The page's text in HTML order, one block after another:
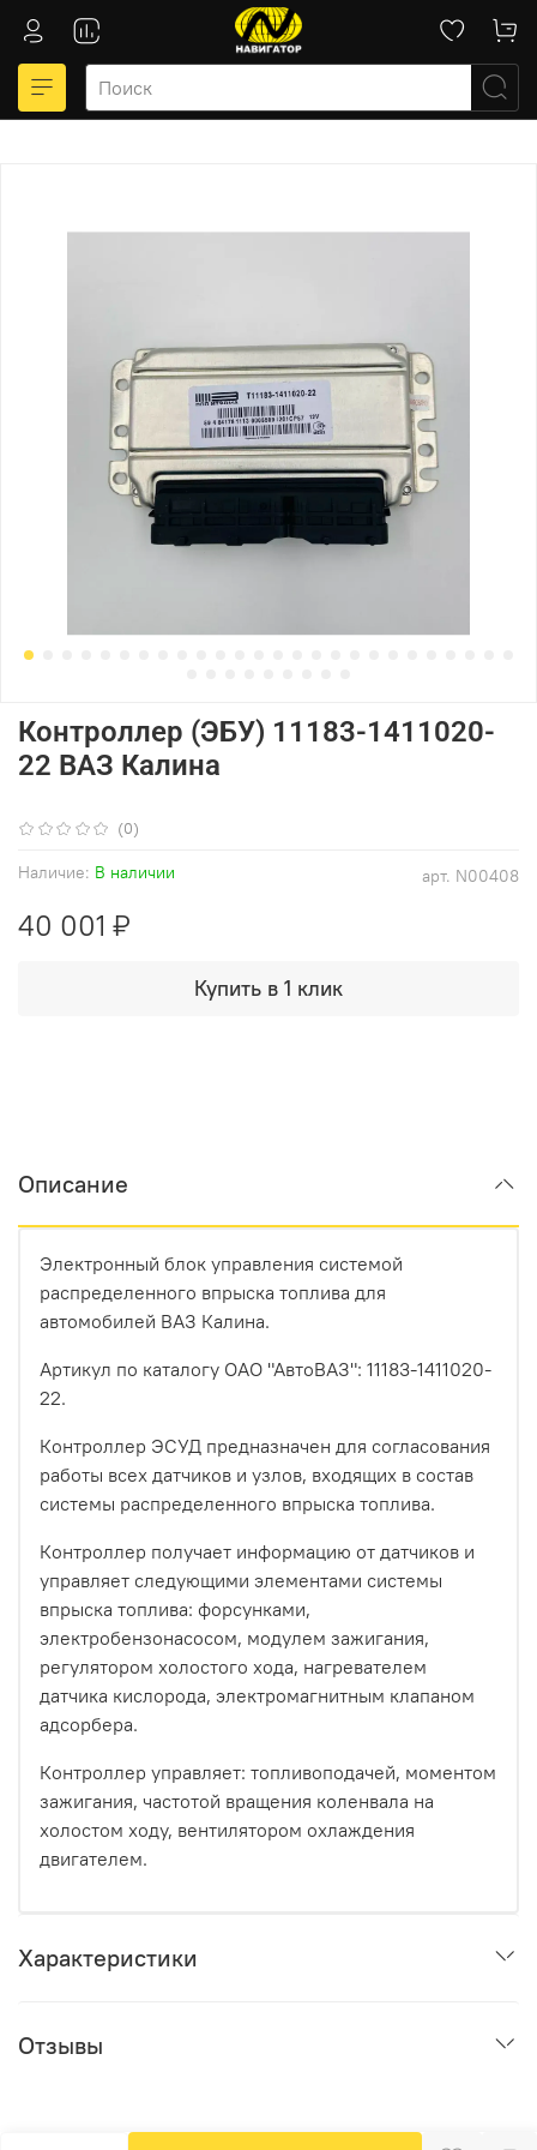
(0)
арт. N00408
Наличие: В наличии
Контроллер (ЭБУ) 11183-1411020-
22 ВАЗ Калина
40 001 ₽
Купить в 1 клик
Описание
Электронный блок управления системой
распределенного впрыска топлива для
автомобилей ВАЗ Калина.
Артикул по каталогу ОАО "АвтоВАЗ": 11183-1411020-
22.
Контроллер ЭСУД предназначен для согласования
работы всех датчиков и узлов, входящих в состав
системы распределенного впрыска топлива.
Контроллер получает информацию от датчиков и
управляет следующими элементами системы
впрыска топлива: форсунками,
электробензонасосом, модулем зажигания,
регулятором холостого хода, нагревателем
датчика кислорода, электромагнитным клапаном
адсорбера.
Контроллер управляет: топливоподачей, моментом
зажигания, частотой вращения коленвала на
холостом ходу, вентилятором охлаждения
двигателем.
Характеристики
Отзывы